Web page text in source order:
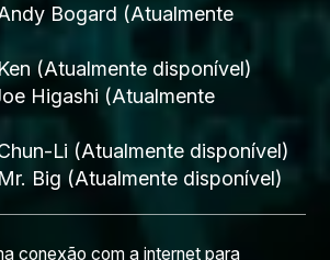
Bogard (Atualmente
(Atualmente disponível)
Higashi (Atualmente
Li (Atualmente disponível)
Big (Atualmente disponível)
conexão com a internet para